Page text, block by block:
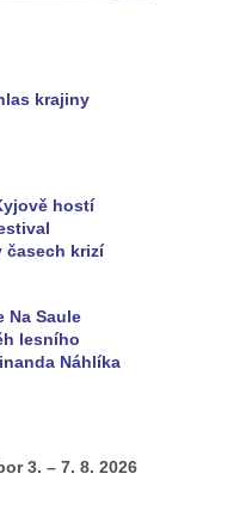
krajiny
hostí
časech krizí
Na Saule
lesního
Náhlíka
3. – 7. 8. 2026